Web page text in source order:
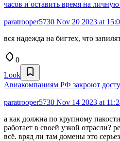
часов и оставить время на
paratrooper5730 Nov 20 2023 at
вся надежда на бигтех, что
0
Look
Авиакомпаниям РФ закроют
paratrooper5730 Nov 14 2023 at
а как должна по крупному
работает в своей узкой отрасли?
всё. вряд ли там домены это